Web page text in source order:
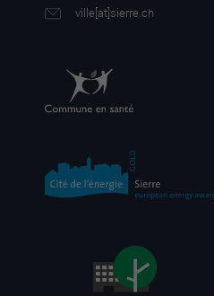
ville[at]sierre.ch